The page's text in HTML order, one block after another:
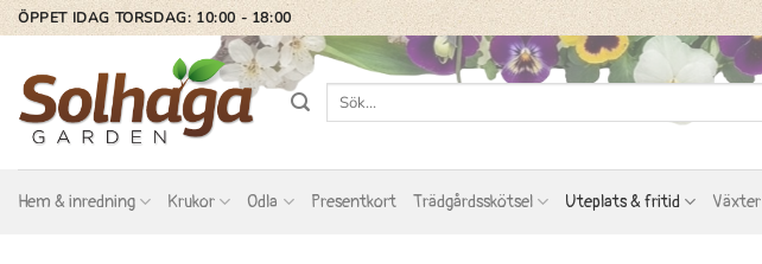
Skip
to
content
ÖPPET IDAG TORSDAG: 10:00 - 18:00
Sök
Hem & inredning Krukor Odla Presentkort Trädgårdsskötsel Uteplats & fritid Växter